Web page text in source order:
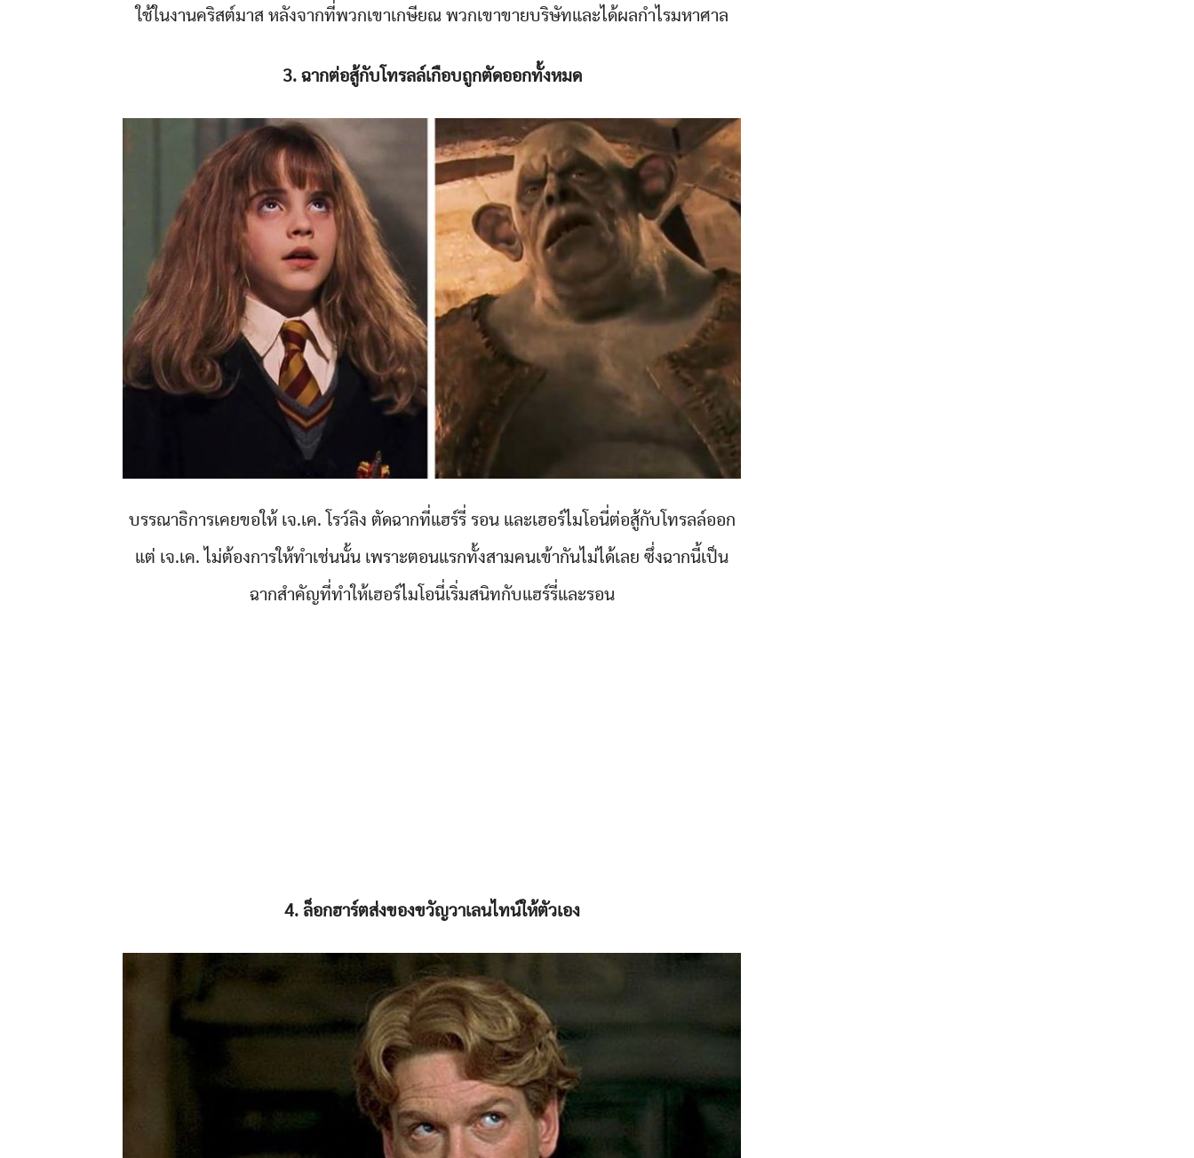
ใช้ในงานคริสต์มาส หลังจากที่พวกเขาเกษียณ พวกเขาขายบริษัทและได้ผลกำไรมหาศาล
3. ฉากต่อสู้กับโทรลล์เกือบถูกตัดออกทั้งหมด
บรรณาธิการเคยขอให้ เจ.เค. โรว์ลิง ตัดฉากที่แฮร์รี่ รอน และเฮอร์ไมโอนี่ต่อสู้กับโทรลล์ออก
แต่ เจ.เค. ไม่ต้องการให้ทำเช่นนั้น เพราะตอนแรกทั้งสามคนเข้ากันไม่ได้เลย ซึ่งฉากนี้เป็น
ฉากสำคัญที่ทำให้เฮอร์ไมโอนี่เริ่มสนิทกับแฮร์รี่และรอน
4. ล็อกฮาร์ตส่งของขวัญวาเลนไทน์ให้ตัวเอง